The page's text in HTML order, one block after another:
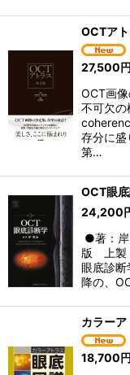
OCTア
27,500円
OCT画
不可欠
存分に盛
第…
OCT眼
24,200
●著：
版 上製
眼底診断
降の、
カラー
18,700円